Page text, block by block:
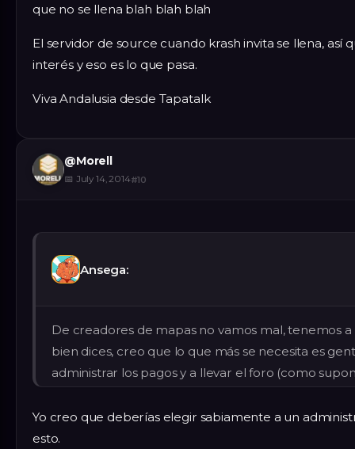
que no se llena blah blah blah
El servidor de source cuando krash invita se llena,
interés y eso es lo que pasa.
Viva Andalusia desde Tapatalk
@Morell
📅 July 14, 2014#10
Ansega:
De creadores de mapas no vamos mal, tenemos a
bien dices, creo que lo que más se necesita es
administrar los pagos y a llevar el foro (como
Yo creo que deberías elegir sabiamente a un
esto.